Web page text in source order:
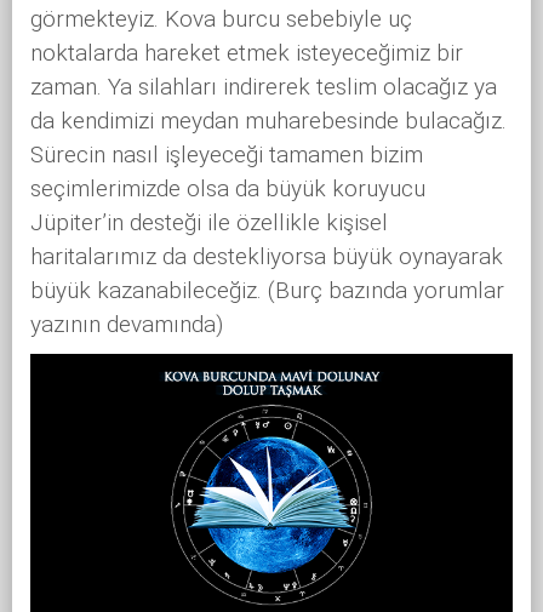
görmekteyiz. Kova burcu sebebiyle uç
noktalarda hareket etmek isteyeceğimiz bir
zaman. Ya silahları indirerek teslim olacağız ya
da kendimizi meydan muharebesinde bulacağız.
Sürecin nasıl işleyeceği tamamen bizim
seçimlerimizde olsa da büyük koruyucu
Jüpiter’in desteği ile özellikle kişisel
haritalarımız da destekliyorsa büyük oynayarak
büyük kazanabileceğiz. (Burç bazında yorumlar
yazının devamında)